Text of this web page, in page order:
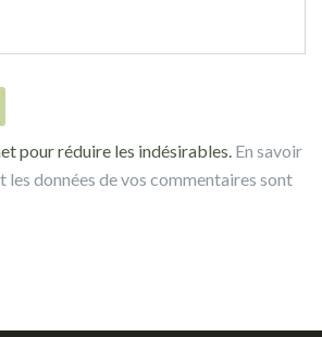
pour réduire les indésirables. En savoir
les données de vos commentaires sont